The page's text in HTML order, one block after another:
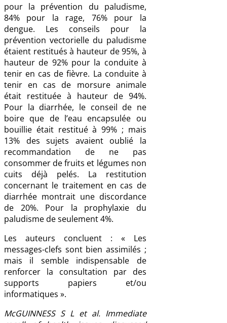
pour la prévention du paludisme,
84% pour la rage, 76% pour la
dengue. Les conseils pour la
prévention vectorielle du paludisme
étaient restitués à hauteur de 95%, à
hauteur de 92% pour la conduite à
tenir en cas de fièvre. La conduite à
tenir en cas de morsure animale
était restituée à hauteur de 94%.
Pour la diarrhée, le conseil de ne
boire que de l’eau encapsulée ou
bouillie était restitué à 99% ; mais
13% des sujets avaient oublié la
recommandation de ne pas
consommer de fruits et légumes non
cuits déjà pelés. La restitution
concernant le traitement en cas de
diarrhée montrait une discordance
de 20%. Pour la prophylaxie du
paludisme de seulement 4%.
Les auteurs concluent : « Les
messages-clefs sont bien assimilés ;
mais il semble indispensable de
renforcer la consultation par des
supports papiers et/ou
informatiques ».
McGUINNESS S L et al. Immediate